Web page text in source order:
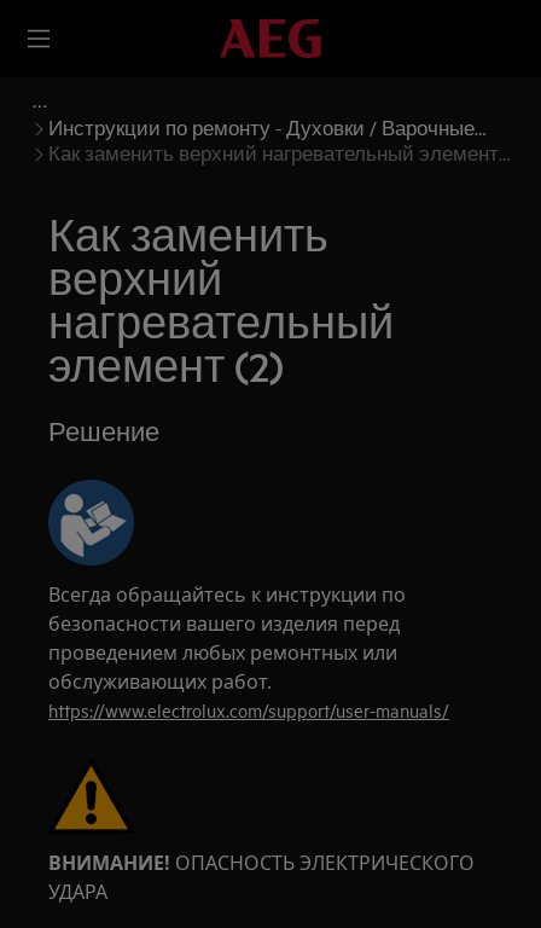
Инструкции по ремонту - Духовки / Варочные
панели
Как заменить верхний нагревательный элемент
Как заменить
верхний
нагревательный
элемент (2)
Решение
Всегда обращайтесь к инструкции по
безопасности вашего изделия перед
проведением любых ремонтных или
обслуживающих работ.
https://www.electrolux.com/support/user-manuals/
ВНИМАНИЕ! ОПАСНОСТЬ ЭЛЕКТРИЧЕСКОГО
УДАРА